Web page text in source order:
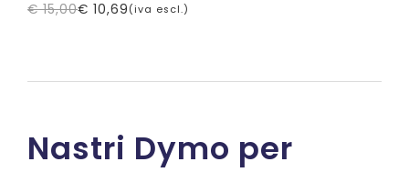
€15,00
Il
€ 10,69
Il
(iva escl.)
Nastri Dymo per